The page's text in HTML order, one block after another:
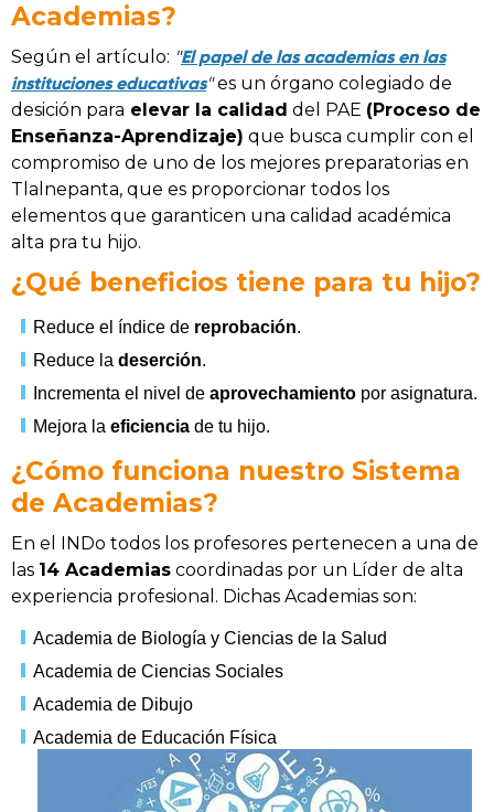
Academias?
Según el artículo: "El papel de las academias en las
instituciones educativas"es un órgano colegiado de
desición para elevar la calidad del PAE (Proceso de
Enseñanza-Aprendizaje) que busca cumplir con el
compromiso de uno de los mejores preparatorias en
Tlalnepanta, que es proporcionar todos los
elementos que garanticen una calidad académica
alta pra tu hijo.
¿Qué beneficios tiene para tu hijo?
Reduce el índice de reprobación.
Reduce la deserción.
Incrementa el nivel de aprovechamiento por asignatura.
Mejora la eficiencia de tu hijo.
¿Cómo funciona nuestro Sistema
de Academias?
En el INDo todos los profesores pertenecen a una de
las 14 Academias coordinadas por un Líder de alta
experiencia profesional. Dichas Academias son:
Academia de Biología y Ciencias de la Salud
Academia de Ciencias Sociales
Academia de Dibujo
Academia de Educación Física